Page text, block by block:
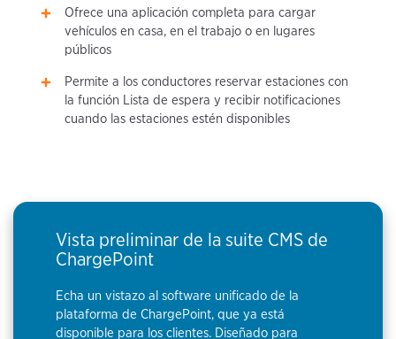
Ofrece una aplicación completa para cargar
vehículos en casa, en el trabajo o en lugares
públicos
Permite a los conductores reservar estaciones con
la función Lista de espera y recibir notificaciones
cuando las estaciones estén disponibles
Vista preliminar de la suite CMS de
ChargePoint
Echa un vistazo al software unificado de la
plataforma de ChargePoint, que ya está
disponible para los clientes. Diseñado para